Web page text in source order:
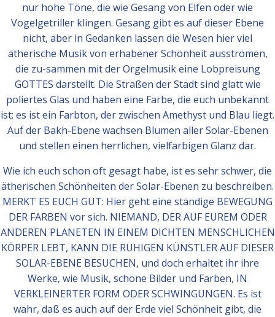
nur hohe Töne, die wie Gesang von Elfen oder wie
Vogelgetriller klingen. Gesang gibt es auf dieser Ebene
nicht, aber in Gedanken lassen die Wesen hier viel
ätherische Musik von erhabener Schönheit ausströmen,
die zu-sammen mit der Orgelmusik eine Lobpreisung
GOTTES darstellt. Die Straßen der Stadt sind glatt wie
poliertes Glas und haben eine Farbe, die euch unbekannt
ist; es ist ein Farbton, der zwischen Amethyst und Blau liegt.
Auf der Bakh-Ebene wachsen Blumen aller Solar-Ebenen
und stellen einen herrlichen, vielfarbigen Glanz dar.
Wie ich euch schon oft gesagt habe, ist es sehr schwer, die
ätherischen Schönheiten der Solar-Ebenen zu beschreiben.
MERKT ES EUCH GUT: Hier geht eine ständige BEWEGUNG
DER FARBEN vor sich. NIEMAND, DER AUF EUREM ODER
ANDEREN PLANETEN IN EINEM DICHTEN MENSCHLICHEN
KÖRPER LEBT, KANN DIE RUHIGEN KÜNSTLER AUF DIESER
SOLAR-EBENE BESUCHEN, und doch erhaltet ihr ihre
Werke, wie Musik, schöne Bilder und Farben, IN
VERKLEINERTER FORM ODER SCHWINGUNGEN. Es ist
wahr, daß es auch auf der Erde viel Schönheit gibt, die